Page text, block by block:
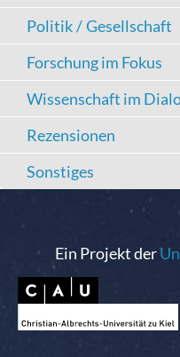
Politik / Gesellschaft
Forschung im Fokus
Wissenschaft im
Rezensionen
Sonstiges
Ein Projekt der